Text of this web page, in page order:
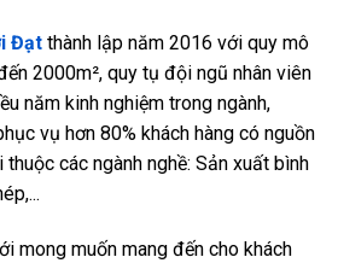
Đạt thành lập năm 2016 với quy mô
2000m², quy tụ đội ngũ nhân viên
năm kinh nghiệm trong ngành,
vụ hơn 80% khách hàng có nguồn
các ngành nghề: Sản xuất bình
mong muốn mang đến cho khách